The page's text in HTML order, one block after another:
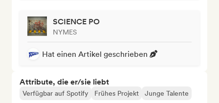
SCIENCE PO
NYMES
Hat einen Artikel geschrieben
Attribute, die er/sie liebt
Verfügbar auf Spotify Frühes Projekt Junge Talente